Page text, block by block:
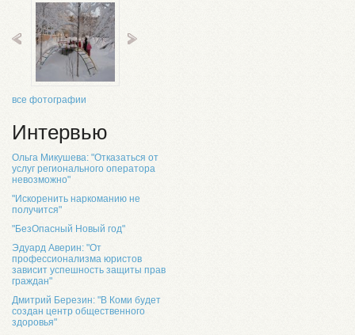
все фотографии
Интервью
Ольга Микушева: "Отказаться от
услуг регионального оператора
невозможно"
"Искоренить наркоманию не
получится"
"БезОпасный Новый год"
Эдуард Аверин: "От
профессионализма юристов
зависит успешность защиты прав
граждан"
Дмитрий Березин: "В Коми будет
создан центр общественного
здоровья"